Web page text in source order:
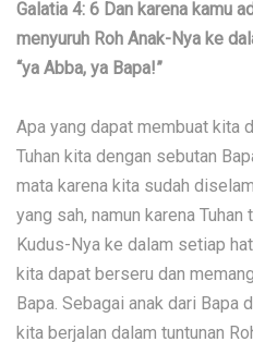
Galatia 4: 6 Dan karena kamu
menyuruh Roh Anak-Nya ke
“ya Abba, ya Bapa!”
Apa yang dapat membuat kita
Tuhan kita dengan sebutan
mata karena kita sudah
yang sah, namun karena
Kudus-Nya ke dalam setiap
kita dapat berseru dan
Bapa. Sebagai anak dari Bapa
kita berjalan dalam tuntunan